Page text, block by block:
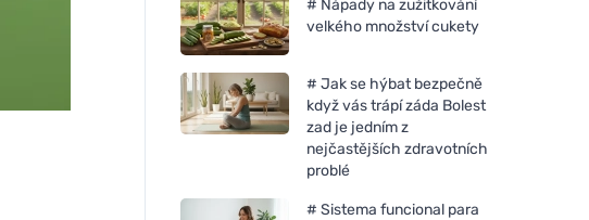
# Nápady na zužitkování
velkého množství cukety
# Jak se hýbat bezpečně
když vás trápí záda Bolest
zad je jedním z
nejčastějších zdravotních
problé
# Sistema funcional para